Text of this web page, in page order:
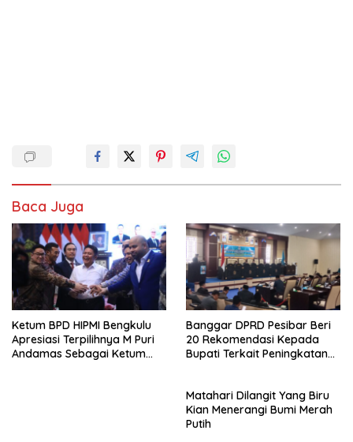
Baca Juga
Ketum BPD HIPMI Bengkulu
Apresiasi Terpilihnya M Puri
Andamas Sebagai Ketum
Banggar DPRD Pesibar Beri
20 Rekomendasi Kepada
Bupati Terkait Peningkatan
Matahari Dilangit Yang Biru
Kian Menerangi Bumi Merah
Putih